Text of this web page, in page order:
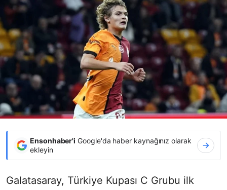
Ensonhaber'i Google'da haber kaynağınız olarak
ekleyin
Galatasaray, Türkiye Kupası C Grubu ilk